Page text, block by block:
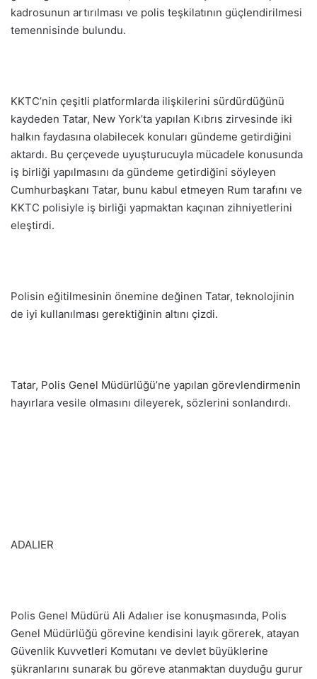
kadrosunun artırılması ve polis teşkilatının güçlendirilmesi
temennisinde bulundu.
KKTC’nin çeşitli platformlarda ilişkilerini sürdürdüğünü
kaydeden Tatar, New York’ta yapılan Kıbrıs zirvesinde iki
halkın faydasına olabilecek konuları gündeme getirdiğini
aktardı. Bu çerçevede uyuşturucuyla mücadele konusunda
iş birliği yapılmasını da gündeme getirdiğini söyleyen
Cumhurbaşkanı Tatar, bunu kabul etmeyen Rum tarafını ve
KKTC polisiyle iş birliği yapmaktan kaçınan zihniyetlerini
eleştirdi.
Polisin eğitilmesinin önemine değinen Tatar, teknolojinin
de iyi kullanılması gerektiğinin altını çizdi.
Tatar, Polis Genel Müdürlüğü’ne yapılan görevlendirmenin
hayırlara vesile olmasını dileyerek, sözlerini sonlandırdı.
ADALIER
Polis Genel Müdürü Ali Adalıer ise konuşmasında, Polis
Genel Müdürlüğü görevine kendisini layık görerek, atayan
Güvenlik Kuvvetleri Komutanı ve devlet büyüklerine
şükranlarını sunarak bu göreve atanmaktan duyduğu gurur